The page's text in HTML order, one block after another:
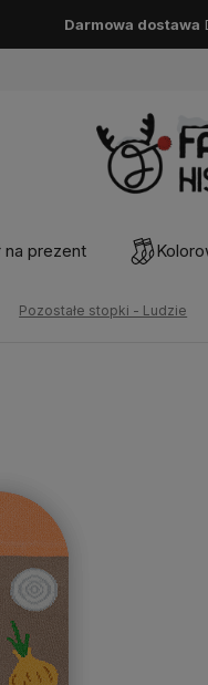
Darmowa dostawa
na prezent
Pozostałe stopki - Ludzie